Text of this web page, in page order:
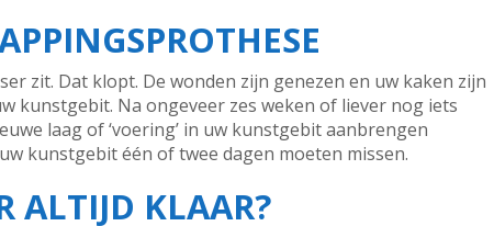
zit. Dat klopt. De wonden zijn genezen en uw kaken zijn
kunstgebit. Na ongeveer zes weken of liever nog iets
laag of ‘voering’ in uw kunstgebit aanbrengen
kunstgebit één of twee dagen moeten missen.
ALTIJD KLAAR?